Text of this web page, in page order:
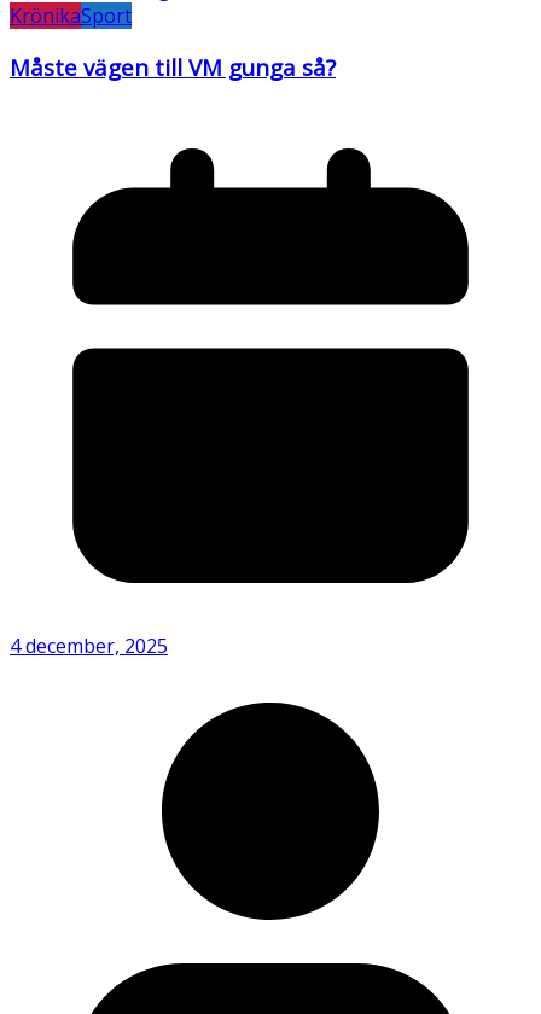
KrönikaSport
Måste vägen till VM gunga så?
4 december, 2025